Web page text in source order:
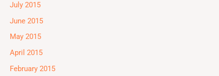
July 2015
June 2015
May 2015
April 2015
February 2015